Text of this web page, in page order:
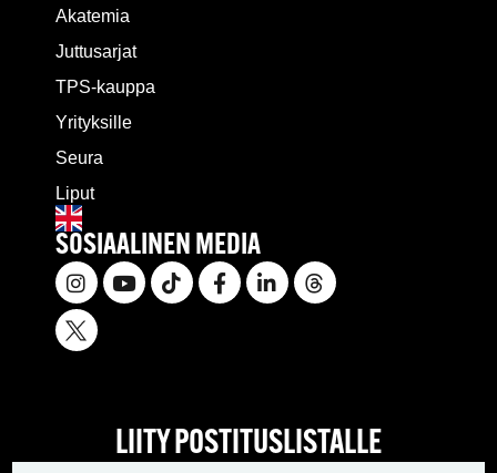
Akatemia
Juttusarjat
TPS-kauppa
Yrityksille
Seura
Liput
SOSIAALINEN MEDIA
LIITY POSTITUSLISTALLE